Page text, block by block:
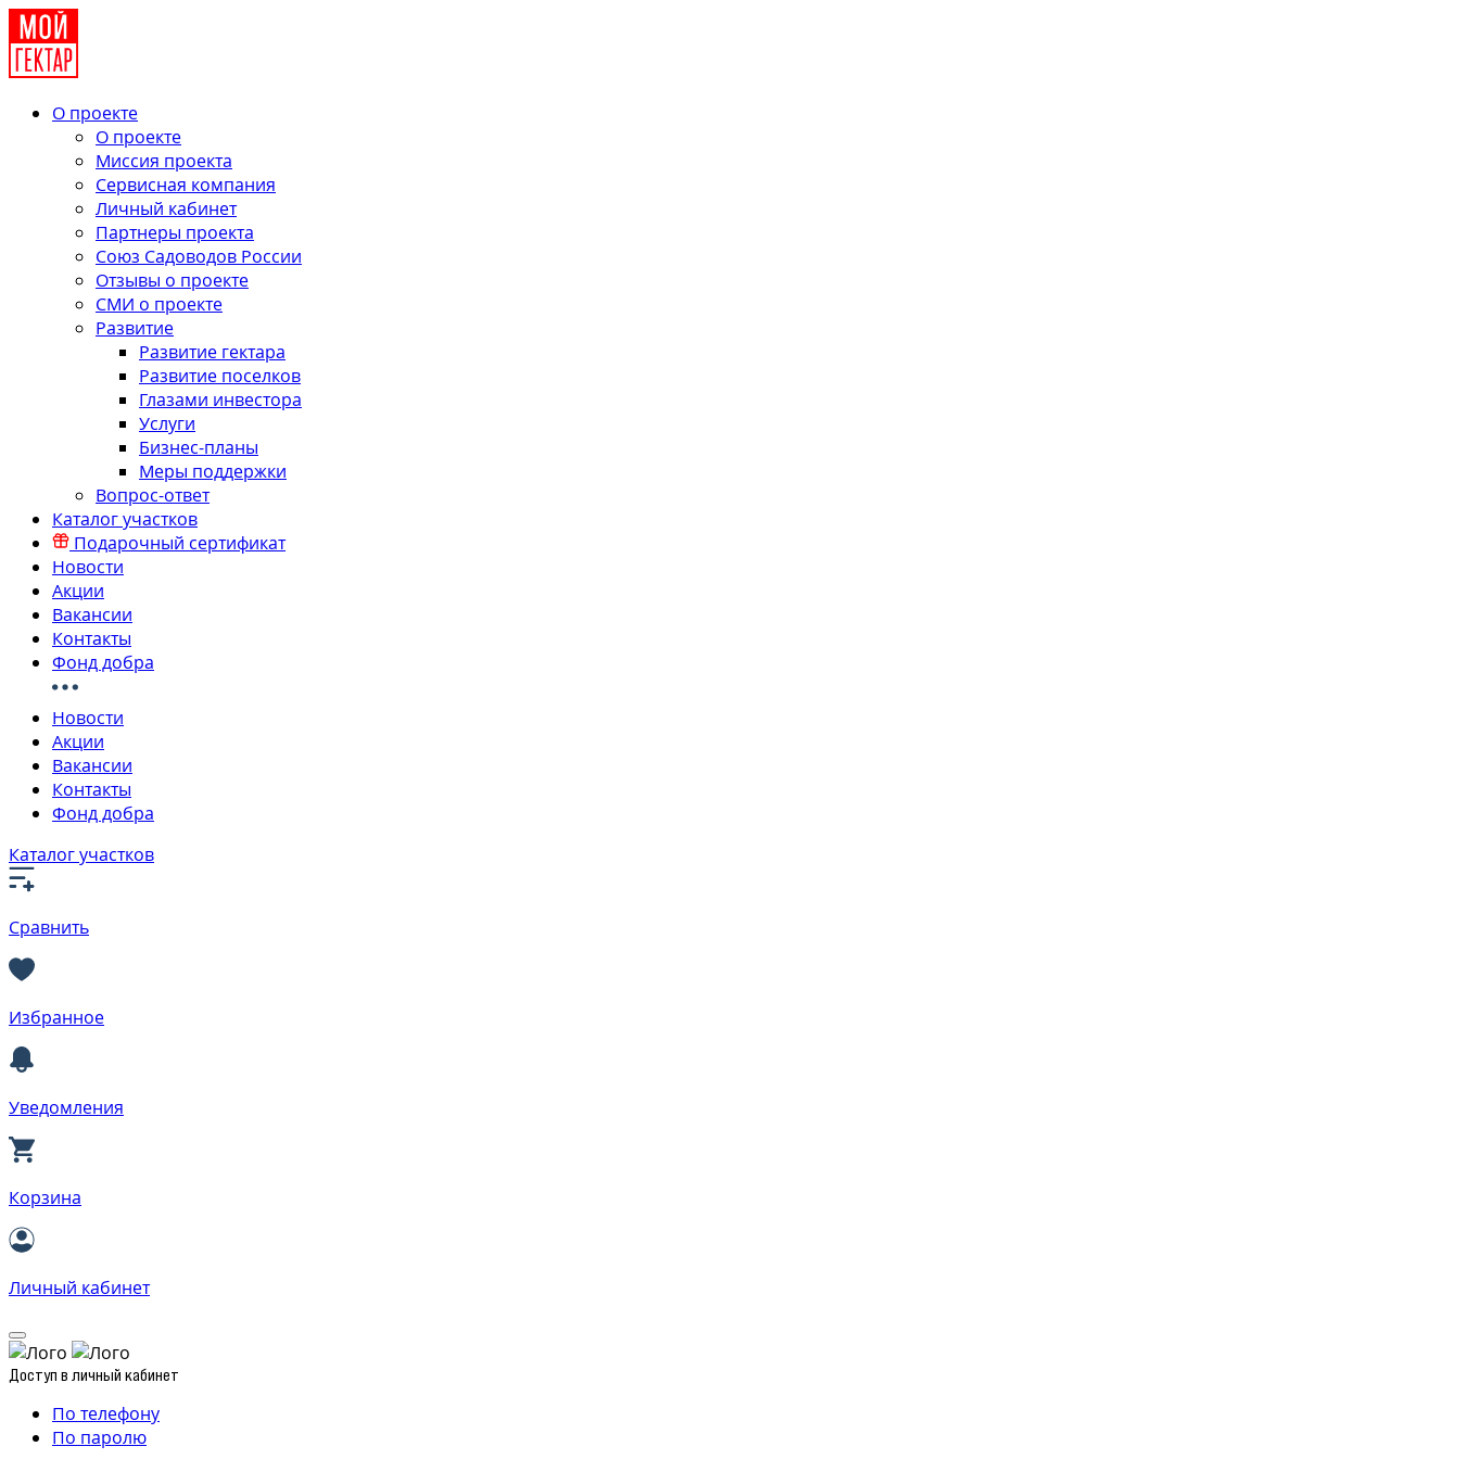
О проекте
О проекте
Миссия проекта
Сервисная компания
Личный кабинет
Партнеры проекта
Союз Садоводов России
Отзывы о проекте
СМИ о проекте
Развитие
Развитие гектара
Развитие поселков
Глазами инвестора
Услуги
Бизнес-планы
Меры поддержки
Вопрос-ответ
Каталог участков
Подарочный сертификат
Новости
Акции
Вакансии
Контакты
Фонд добра
Новости
Акции
Вакансии
Контакты
Фонд добра
Каталог участков
Сравнить
Избранное
Уведомления
Корзина
Личный кабинет
Доступ в личный кабинет
По телефону
По паролю